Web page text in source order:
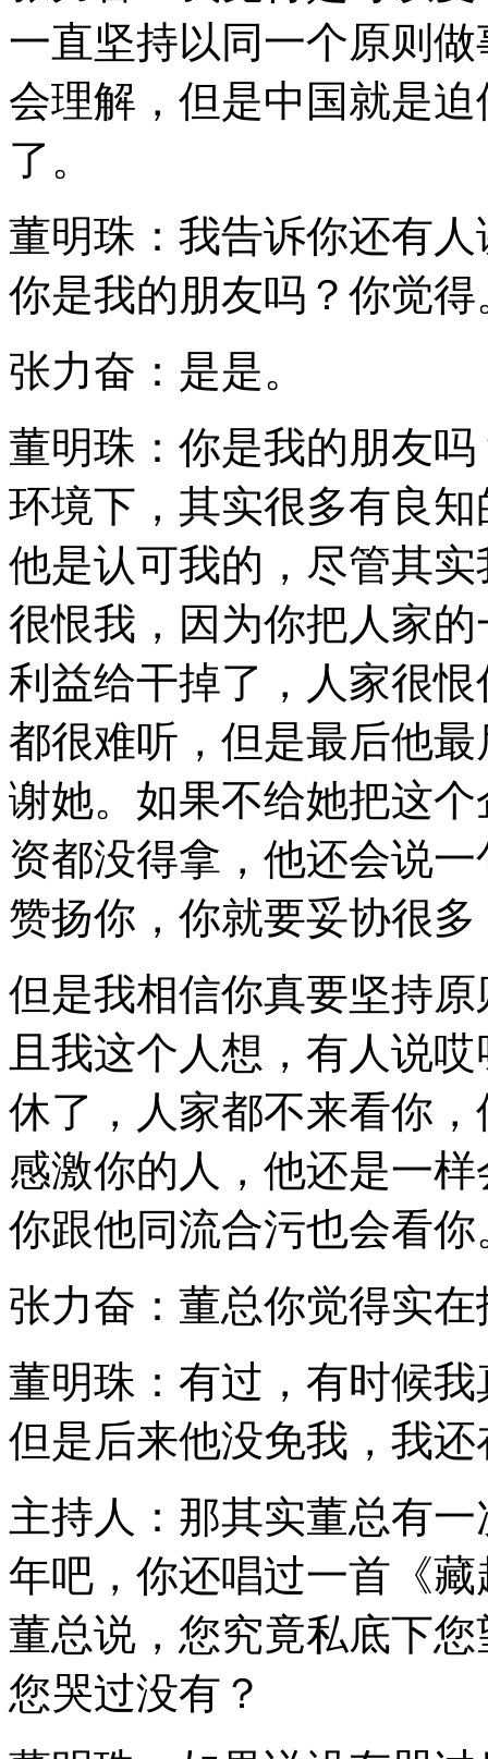
一直坚持以同一个原则
会理解，但是中国就是
了。
董明珠：我告诉你还有
你是我的朋友吗？你觉得
张力奋：是是。
董明珠：你是我的朋友
环境下，其实很多有良
他是认可我的，尽管其
很恨我，因为你把人家
利益给干掉了，人家很
都很难听，但是最后他
谢她。如果不给她把这
资都没得拿，他还会说
赞扬你，你就要妥协很
但是我相信你真要坚持
且我这个人想，有人说
休了，人家都不来看你
感激你的人，他还是一
你跟他同流合污也会看你
张力奋：董总你觉得实
董明珠：有过，有时候
但是后来他没免我，我还
主持人：那其实董总有
年吧，你还唱过一首《
董总说，您究竟私底下
您哭过没有？